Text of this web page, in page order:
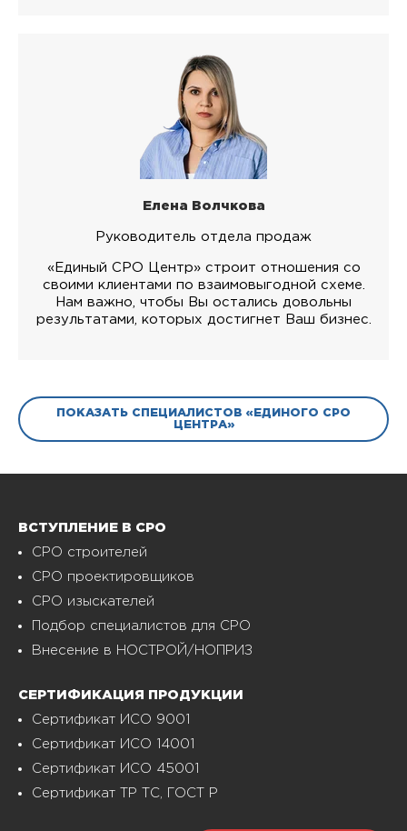
Елена Волчкова
Руководитель отдела продаж
«Единый СРО Центр» строит отношения со
своими клиентами по взаимовыгодной схеме.
Нам важно, чтобы Вы остались довольны
результатами, которых достигнет Ваш бизнес.
ПОКАЗАТЬ СПЕЦИАЛИСТОВ «ЕДИНОГО СРО
ЦЕНТРА»
ВСТУПЛЕНИЕ В СРО
СРО строителей
СРО проектировщиков
СРО изыскателей
Подбор специалистов для СРО
Внесение в НОСТРОЙ/НОПРИЗ
СЕРТИФИКАЦИЯ ПРОДУКЦИИ
Сертификат ИСО 9001
Сертификат ИСО 14001
Сертификат ИСО 45001
Сертификат ТР ТС, ГОСТ Р